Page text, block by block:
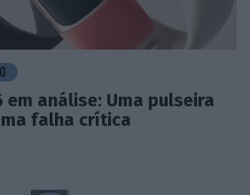
em análise: Uma pulseira
falha crítica